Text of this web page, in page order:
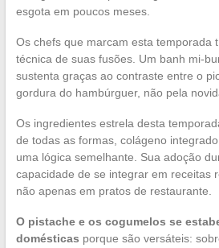
esgota em poucos meses.
Os chefs que marcam esta temporada
técnica de suas fusões. Um banh mi-
sustenta graças ao contraste entre o
gordura do hambúrguer, não pela
Os ingredientes estrela desta
de todas as formas, colágeno
uma lógica semelhante. Sua adoção
capacidade de se integrar em receitas
não apenas em pratos de restaurante.
O pistache e os cogumelos se
domésticas porque são versáteis: